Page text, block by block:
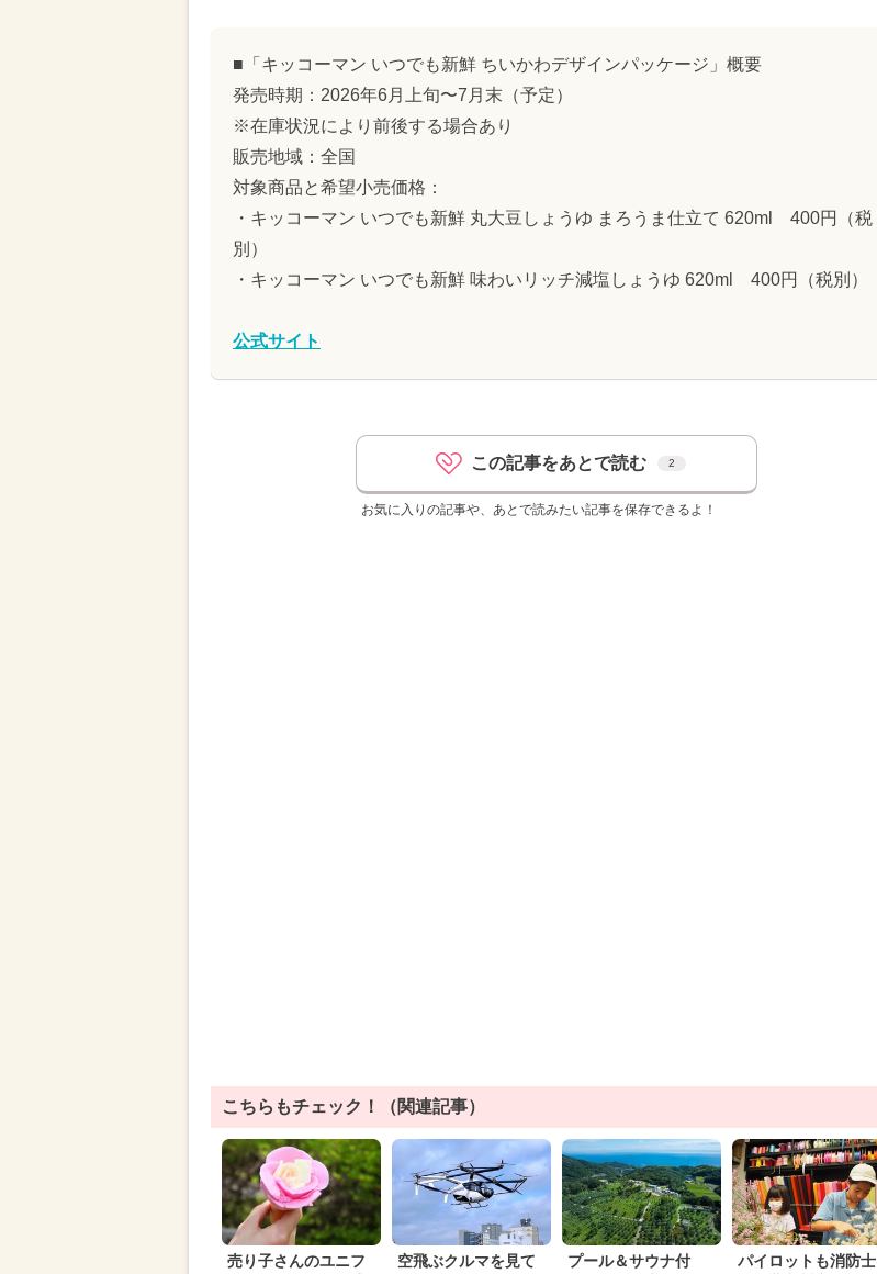
■「キッコーマン いつでも新鮮 ちいかわデザインパッケージ」概要
発売時期：2026年6月上旬〜7月末（予定）
※在庫状況により前後する場合あり
販売地域：全国
対象商品と希望小売価格：
・キッコーマン いつでも新鮮 丸大豆しょうゆ まろうま仕立て 620ml 400円（税
別）
・キッコーマン いつでも新鮮 味わいリッチ減塩しょうゆ 620ml 400円（税別）
公式サイト
この記事をあとで読む 2
お気に入りの記事や、あとで読みたい記事を保存できるよ！
こちらもチェック！（関連記事）
売り子さんのユニフ
空飛ぶクルマを見て
プール＆サウナ付
パイロットも消防士